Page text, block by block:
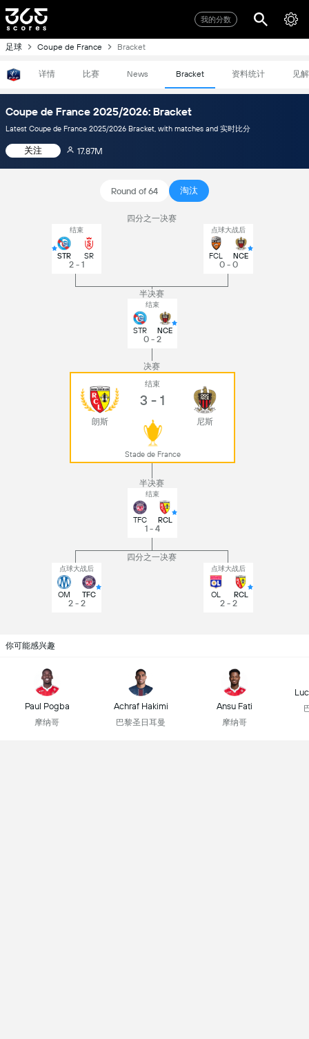
我的分数
足球 Coupe de France Bracket
详情 比赛 News Bracket 资料统计 见解
Coupe de France 2025/2026: Bracket
Latest Coupe de France 2025/2026 Bracket, with matches and 实时比分
关注 17.87M
Round of 64 淘汰
四分之一决赛
结束
STR SR
2 - 1
点球大战后
FCL NCE
0 - 0
半决赛
结束
STR NCE
0 - 2
决赛
朗斯
结束
3 - 1
尼斯
Stade de France
四分之一决赛
点球大战后
OM TFC
2 - 2
点球大战后
OL RCL
2 - 2
半决赛
结束
TFC RCL
1 - 4
你可能感兴趣
Paul Pogba
摩纳哥
Achraf Hakimi
巴黎圣日耳曼
Ansu Fati
摩纳哥